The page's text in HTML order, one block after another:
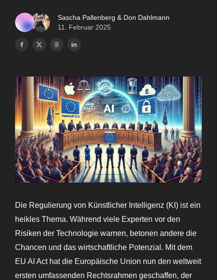
Sascha Pallenberg & Don Dahlmann
11. Februar 2025
Die Regulierung von Künstlicher Intelligenz (KI) ist ein
heikles Thema. Während viele Experten vor den
Risiken der Technologie warnen, betonen andere die
Chancen und das wirtschaftliche Potenzial. Mit dem
EU AI Act hat die Europäische Union nun den weltweit
ersten umfassenden Rechtsrahmen geschaffen, der